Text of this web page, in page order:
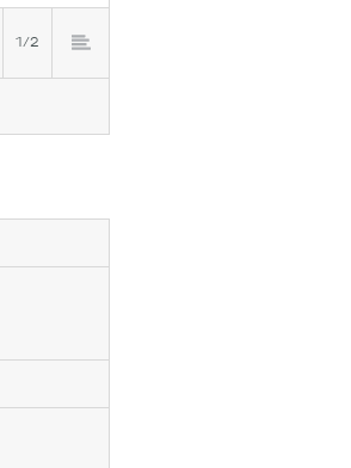
1/2